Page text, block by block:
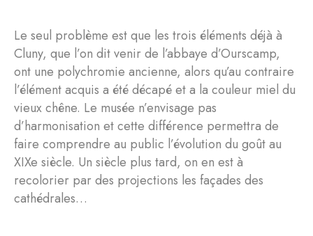
Le seul problème est que les trois éléments déjà à
Cluny, que l’on dit venir de l’abbaye d’Ourscamp,
ont une polychromie ancienne, alors qu’au contraire
l’élément acquis a été décapé et a la couleur miel du
vieux chêne. Le musée n’envisage pas
d’harmonisation et cette différence permettra de
faire comprendre au public l’évolution du goût au
XIXe siècle. Un siècle plus tard, on en est à
recolorier par des projections les façades des
cathédrales…